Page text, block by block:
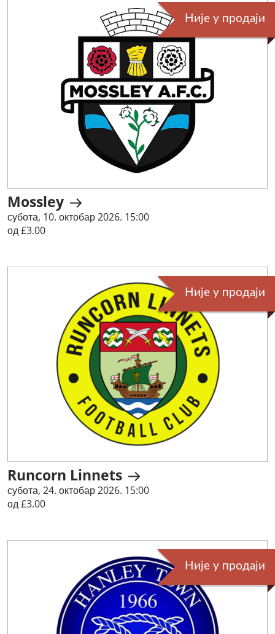
Није у продаји
Mossley
субота, 10. октобар 2026. 15:00
од £3.00
Није у продаји
Runcorn Linnets
субота, 24. октобар 2026. 15:00
од £3.00
Није у продаји